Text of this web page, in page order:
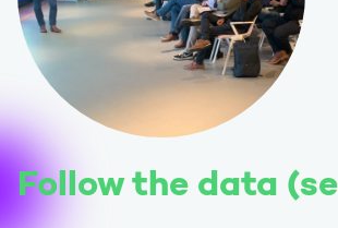
Follow the data